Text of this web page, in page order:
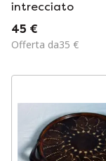
intrecciato
45 €
Offerta da35 €